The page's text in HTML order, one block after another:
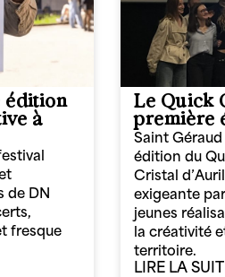
édition
à
de DN
fresque
Le Quick
première
Saint
édition du
Cristal
exigeante
jeunes
la créativité
territoire.
LIRE LA